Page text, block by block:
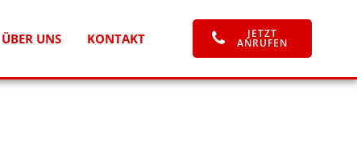
ÜBER UNS KONTAKT JETZT
ANRUFEN